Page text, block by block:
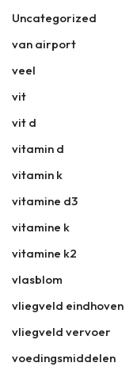
Uncategorized
van airport
veel
vit
vit d
vitamin d
vitamin k
vitamine d3
vitamine k
vitamine k2
vlasblom
vliegveld eindhoven
vliegveld vervoer
voedingsmiddelen